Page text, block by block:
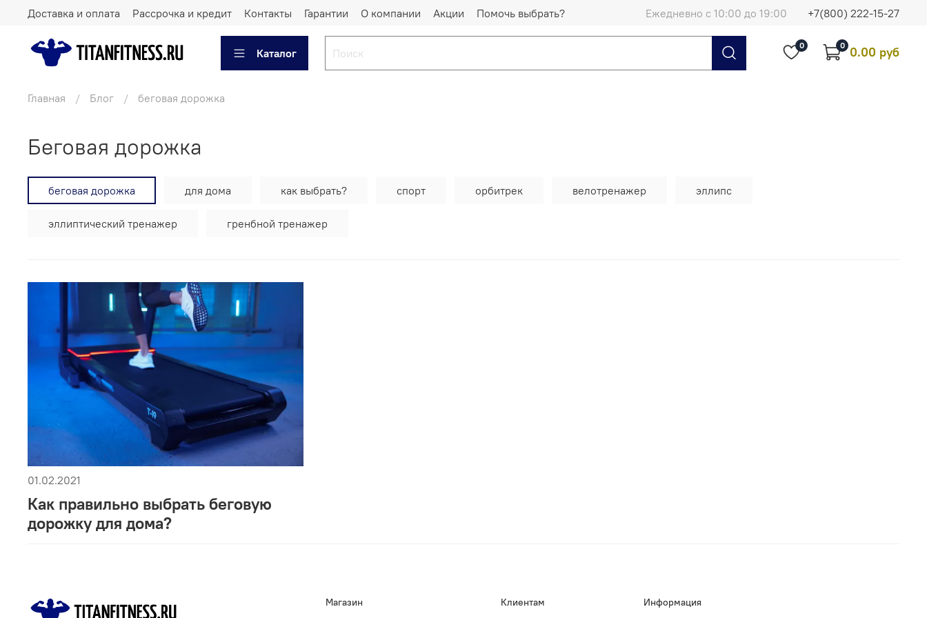
Доставка и оплата Рассрочка и кредит Контакты Гарантии О компании Акции Помочь выбрать? Ежедневно с 10:00 до 19:00 +7(800) 222-15-27
Каталог
0 0 0.00 руб
Главная Блог беговая дорожка
беговая дорожка
беговая дорожка для дома как выбрать? спорт орбитрек велотренажер эллипс
эллиптический тренажер гренбной тренажер
01.02.2021
Как правильно выбрать беговую
дорожку для дома?
Магазин Клиентам Информация